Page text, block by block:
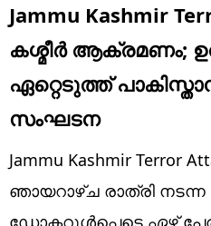
Business
Education
Sports
Lifestyle
world
Jammu Kashmir
കശ്മീർ ആക്രമണം;
ഏറ്റെടുത്ത്
സംഘടന
Jammu Kashmir Terror
ഞായറാഴ്ച രാത്രി
ഡോക്ടറുൾപ്പെടെ ഏഴ്